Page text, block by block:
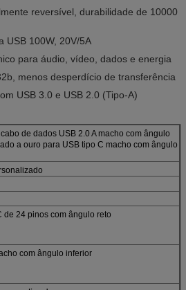
reversível, durabilidade de 10000
USB 100W, 20V/5A
para áudio, vídeo, dados e energia
menos desperdício de transferência
USB 3.0 e USB 2.0 (Tipo-A)
de dados USB 2.0 A macho com ângulo
a ouro para USB tipo C macho com ângulo
de 24 pinos com ângulo reto
com ângulo inferior